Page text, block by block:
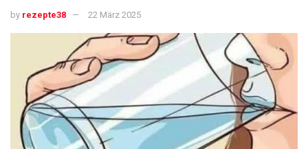
by rezepte38 22 März 2025